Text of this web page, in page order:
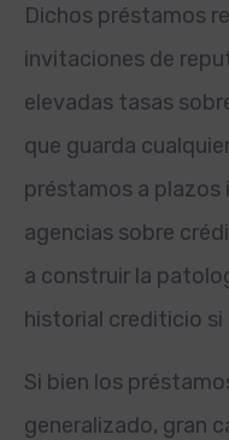
Dichos préstamos
invitaciones de
elevadas tasas
que guarda
préstamos a plazos
agencias sobre
a construir la
historial crediticio si
Si bien los
generalizado, gran